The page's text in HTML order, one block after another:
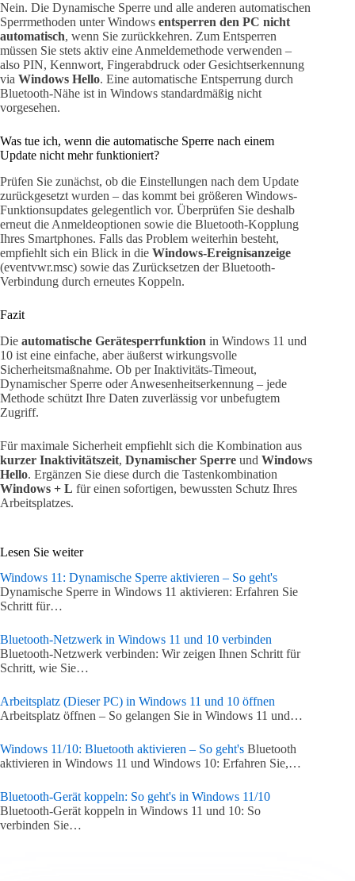
Nein. Die Dynamische Sperre und alle anderen automatischen
Sperrmethoden unter Windows entsperren den PC nicht
automatisch, wenn Sie zurückkehren. Zum Entsperren
müssen Sie stets aktiv eine Anmeldemethode verwenden –
also PIN, Kennwort, Fingerabdruck oder Gesichtserkennung
via Windows Hello. Eine automatische Entsperrung durch
Bluetooth-Nähe ist in Windows standardmäßig nicht
vorgesehen.
Was tue ich, wenn die automatische Sperre nach einem
Update nicht mehr funktioniert?
Prüfen Sie zunächst, ob die Einstellungen nach dem Update
zurückgesetzt wurden – das kommt bei größeren Windows-
Funktionsupdates gelegentlich vor. Überprüfen Sie deshalb
erneut die Anmeldeoptionen sowie die Bluetooth-Kopplung
Ihres Smartphones. Falls das Problem weiterhin besteht,
empfiehlt sich ein Blick in die Windows-Ereignisanzeige
(eventvwr.msc) sowie das Zurücksetzen der Bluetooth-
Verbindung durch erneutes Koppeln.
Fazit
Die automatische Gerätesperrfunktion in Windows 11 und
10 ist eine einfache, aber äußerst wirkungsvolle
Sicherheitsmaßnahme. Ob per Inaktivitäts-Timeout,
Dynamischer Sperre oder Anwesenheitserkennung – jede
Methode schützt Ihre Daten zuverlässig vor unbefugtem
Zugriff.
Für maximale Sicherheit empfiehlt sich die Kombination aus
kurzer Inaktivitätszeit, Dynamischer Sperre und Windows
Hello. Ergänzen Sie diese durch die Tastenkombination
Windows + L für einen sofortigen, bewussten Schutz Ihres
Arbeitsplatzes.
Lesen Sie weiter
Windows 11: Dynamische Sperre aktivieren – So geht's
Dynamische Sperre in Windows 11 aktivieren: Erfahren Sie
Schritt für…
Bluetooth-Netzwerk in Windows 11 und 10 verbinden
Bluetooth-Netzwerk verbinden: Wir zeigen Ihnen Schritt für
Schritt, wie Sie…
Arbeitsplatz (Dieser PC) in Windows 11 und 10 öffnen
Arbeitsplatz öffnen – So gelangen Sie in Windows 11 und…
Windows 11/10: Bluetooth aktivieren – So geht's Bluetooth
aktivieren in Windows 11 und Windows 10: Erfahren Sie,…
Bluetooth-Gerät koppeln: So geht's in Windows 11/10
Bluetooth-Gerät koppeln in Windows 11 und 10: So
verbinden Sie…